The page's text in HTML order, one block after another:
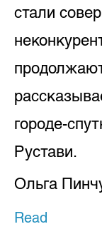
стали
городе-
Рустави.
Ольга
Read